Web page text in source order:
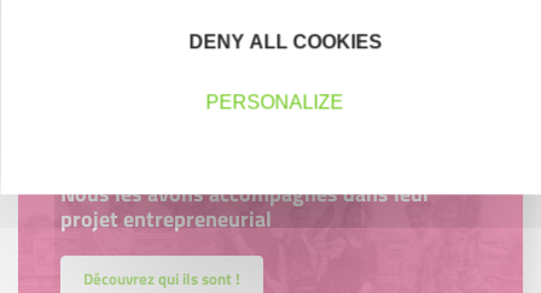
Nous les avons accompagnés dans leur
projet entrepreneurial
Découvrez qui ils sont !
DENY ALL COOKIES
PERSONALIZE